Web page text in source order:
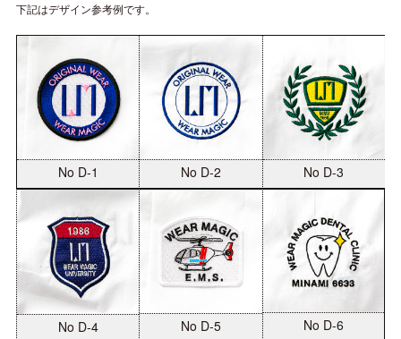
下記はデザイン参考例です。
No D-1 No D-2 No D-3
No D-4 No D-5 No D-6